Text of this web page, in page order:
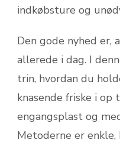
indkøbsture og
Den gode nyhed er,
allerede i dag. I
trin, hvordan du
knasende friske i op
engangsplast og
Metoderne er